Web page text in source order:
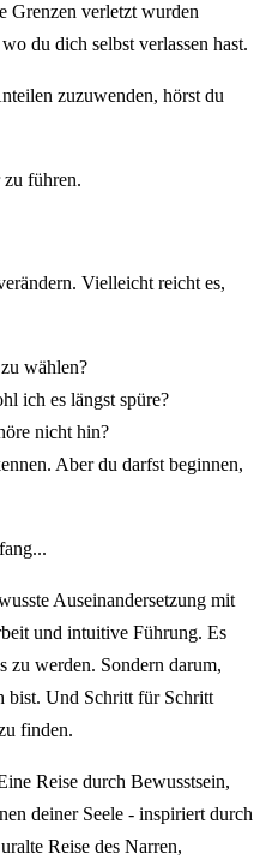
Grenzen verletzt wurden
du dich selbst verlassen hast.
zuzuwenden, hörst du
führen.
Vielleicht reicht es,
wählen?
ich es längst spüre?
nicht hin?
Aber du darfst beginnen,
Auseinandersetzung mit
und intuitive Führung. Es
zu werden. Sondern darum,
bist. Und Schritt für Schritt
finden.
Reise durch Bewusstsein,
deiner Seele - inspiriert durch
Reise des Narren,